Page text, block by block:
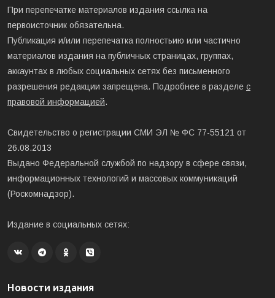
При перепечатке материалов издания ссылка на
первоисточник обязательна.
Публикация и/или перепечатка полностьию или частично
материалов издания на публичных страницах, группах,
аккаунтах в любых социальных сетях без письменного
разрешения редакции запрещена. Подробнее в разделе с
правовой информацией.
Свидетельство о регистрации СМИ ЭЛ № ФС 77-55121 от
26.08.2013
Выдано Федеральной службой по надзору в сфере связи,
информационных технологий и массовых коммуникаций
(Роскомнадзор).
Издание в социальных сетях:
Новости издания